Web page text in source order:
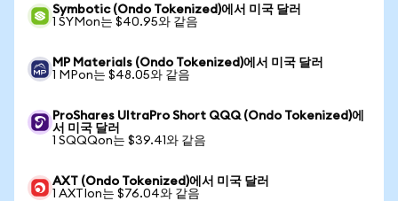
Symbotic (Ondo Tokenized)에서 미국 달러
1 SYMon는 $40.95와 같음
MP Materials (Ondo Tokenized)에서 미국 달러
1 MPon는 $48.05와 같음
ProShares UltraPro Short QQQ (Ondo Tokenized)에
서 미국 달러
1 SQQQon는 $39.41와 같음
AXT (Ondo Tokenized)에서 미국 달러
1 AXTIon는 $76.04와 같음